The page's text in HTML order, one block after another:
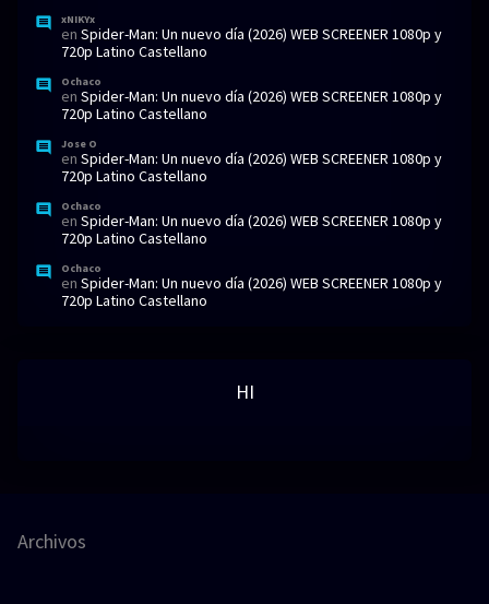
xNIKYx
en Spider-Man: Un nuevo día (2026) WEB SCREENER 1080p y
720p Latino Castellano
Ochaco
en Spider-Man: Un nuevo día (2026) WEB SCREENER 1080p y
720p Latino Castellano
Jose O
en Spider-Man: Un nuevo día (2026) WEB SCREENER 1080p y
720p Latino Castellano
Ochaco
en Spider-Man: Un nuevo día (2026) WEB SCREENER 1080p y
720p Latino Castellano
Ochaco
en Spider-Man: Un nuevo día (2026) WEB SCREENER 1080p y
720p Latino Castellano
HI
Archivos